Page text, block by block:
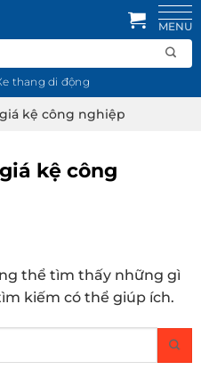
thang di động
kệ công nghiệp
kệ công
thể tìm thấy những gì
kiếm có thể giúp ích.